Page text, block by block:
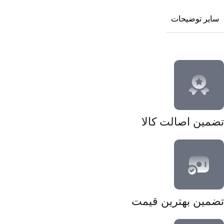
سایر توضیحات
تضمین اصالت کالا
تضمین بهترین قیمت